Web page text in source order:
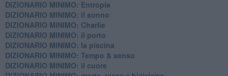
DIZIONARIO MINIMO: Entropia
DIZIONARIO MINIMO: il sonno
DIZIONARIO MINIMO: Charlie
DIZIONARIO MINIMO: il porto
DIZIONARIO MINIMO: la piscina
DIZIONARIO MINIMO: Tempo & senso
DIZIONARIO MINIMO: il cuore